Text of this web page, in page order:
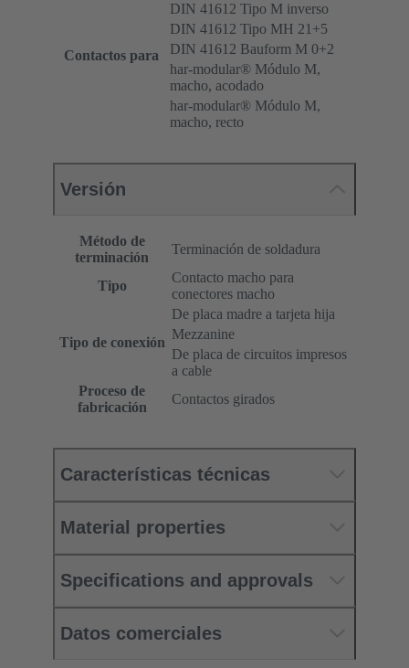
Contactos para
DIN 41612 Tipo M inverso
DIN 41612 Tipo MH 21+5
DIN 41612 Bauform M 0+2
har-modular® Módulo M,
macho, acodado
har-modular® Módulo M,
macho, recto
Versión
Método de
terminación
Terminación de soldadura
Tipo
Contacto macho para
conectores macho
Tipo de conexión
De placa madre a tarjeta hija
Mezzanine
De placa de circuitos impresos
a cable
Proceso de
fabricación
Contactos girados
Características técnicas
Material properties
Specifications and approvals
Datos comerciales